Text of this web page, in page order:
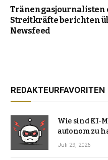
Tränengasjournalisten
Streitkräfte berichten
Newsfeed
REDAKTEURFAVORITEN
Wie sind KI-
autonom zu
Juli 29, 2026